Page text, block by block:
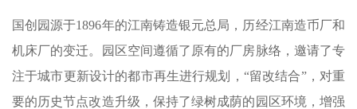
国创园源于1896年的江南铸造银元总局，历经江南造币厂和
机床厂的变迁。园区空间遵循了原有的厂房脉络，邀请了专
注于城市更新设计的都市再生进行规划，“留改结合”，对重
要的历史节点改造升级，保持了绿树成荫的园区环境，增强